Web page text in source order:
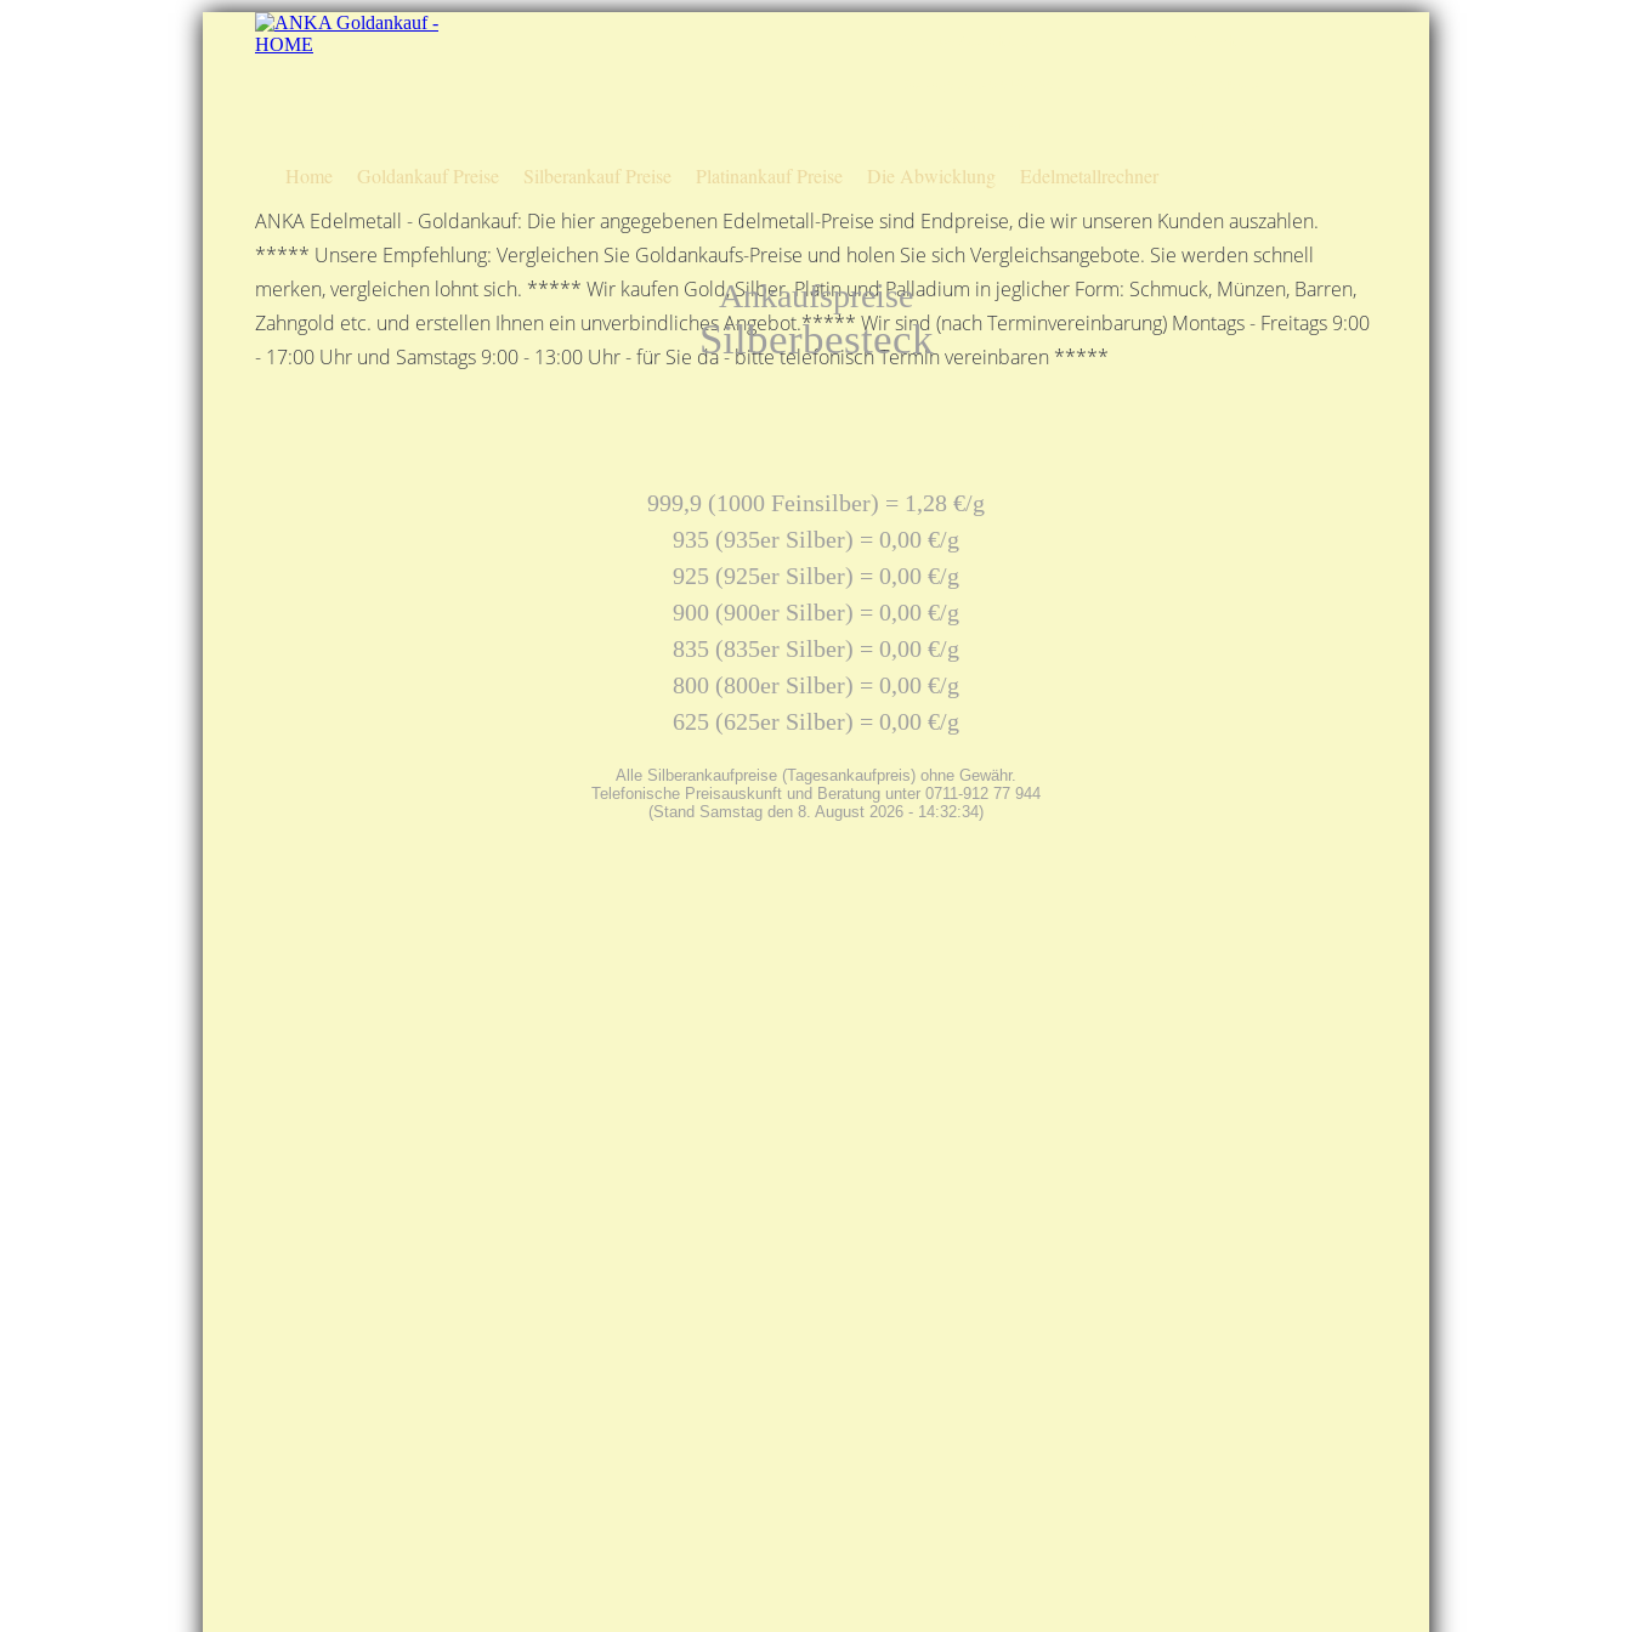
Home Goldankauf Preise Silberankauf Preise Platinankauf Preise Die Abwicklung Edelmetallrechner
ANKA Edelmetall - Goldankauf: Die hier angegebenen Edelmetall-Preise sind Endpreise, die wir unseren Kunden auszahlen.
***** Unsere Empfehlung: Vergleichen Sie Goldankaufs-Preise und holen Sie sich Vergleichsangebote. Sie werden schnell
merken, vergleichen lohnt sich. ***** Wir kaufen Gold, Silber, Platin und Palladium in jeglicher Form: Schmuck, Münzen, Barren,
Zahngold etc. und erstellen Ihnen ein unverbindliches Angebot.***** Wir sind (nach Terminvereinbarung) Montags - Freitags 9:00
- 17:00 Uhr und Samstags 9:00 - 13:00 Uhr - für Sie da - bitte telefonisch Termin vereinbaren *****
Ankaufspreise
Silberbesteck
999,9 (1000 Feinsilber) = 1,28 €/g
935 (935er Silber) = 0,00 €/g
925 (925er Silber) = 0,00 €/g
900 (900er Silber) = 0,00 €/g
835 (835er Silber) = 0,00 €/g
800 (800er Silber) = 0,00 €/g
625 (625er Silber) = 0,00 €/g
Alle Silberankaufpreise (Tagesankaufpreis) ohne Gewähr.
Telefonische Preisauskunft und Beratung unter 0711-912 77 944
(Stand Samstag den 8. August 2026 - 14:32:34)